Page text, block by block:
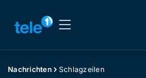
Nachrichten Schlagzeilen